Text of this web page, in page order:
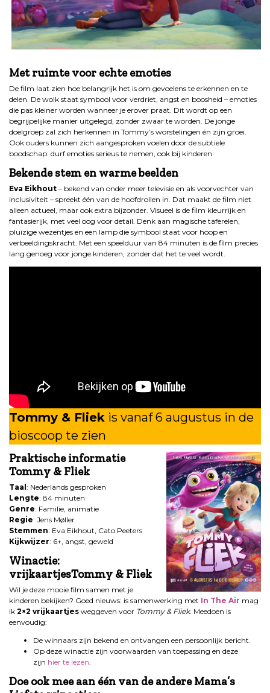
Met ruimte voor echte emoties
De film laat zien hoe belangrijk het is om gevoelens te erkennen en te
delen. De wolk staat symbool voor verdriet, angst en boosheid – emoties
die pas kleiner worden wanneer je erover praat. Dit wordt op een
begrijpelijke manier uitgelegd, zonder zwaar te worden. De jonge
doelgroep zal zich herkennen in Tommy’s worstelingen én zijn groei.
Ook ouders kunnen zich aangesproken voelen door de subtiele
boodschap: durf emoties serieus te nemen, ook bij kinderen.
Bekende stem en warme beelden
Eva Eikhout – bekend van onder meer televisie en als voorvechter van
inclusiviteit – spreekt één van de hoofdrollen in. Dat maakt de film niet
alleen actueel, maar ook extra bijzonder. Visueel is de film kleurrijk en
fantasierijk, met veel oog voor detail. Denk aan magische taferelen,
pluizige wezentjes en een lamp die symbool staat voor hoop en
verbeeldingskracht. Met een speelduur van 84 minuten is de film precies
lang genoeg voor jonge kinderen, zonder dat het te veel wordt.
Tommy & Fliek is vanaf 6 augustus in de
bioscoop te zien
Praktische informatie
Tommy & Fliek
Taal : Nederlands gesproken
Lengte: 84 minuten
Genre: Familie, animatie
Regie: Jens Møller
Stemmen: Eva Eikhout, Cato Peeters
Kijkwijzer: 6+, angst, geweld
Winactie:
vrijkaartjesTommy & Fliek
Wil je deze mooie film samen met je
kinderen bekijken? Goed nieuws: is samenwerking met In The Air mag
ik 2×2 vrijkaartjes weggeven voor Tommy & Fliek. Meedoen is
eenvoudig:
De winnaars zijn bekend en ontvangen een persoonlijk bericht.
Op deze winactie zijn voorwaarden van toepassing en deze
zijn hier te lezen.
Doe ook mee aan één van de andere Mama’s